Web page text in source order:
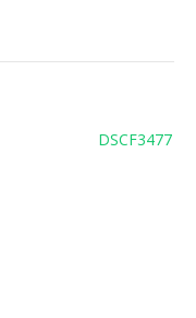
DSCF3477